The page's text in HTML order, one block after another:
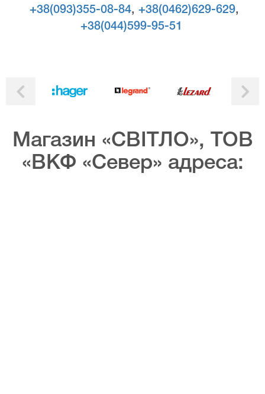
+38(093)355-08-84, +38(0462)629-629,
+38(044)599-95-51
Магазин «СВІТЛО», ТОВ
«ВКФ «Север» адреса: